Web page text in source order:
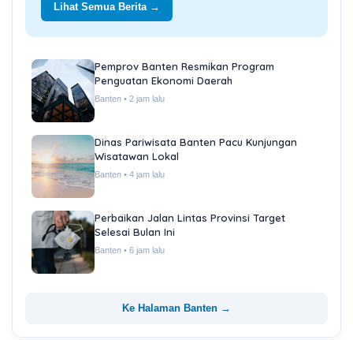
Lihat Semua Berita →
Pemprov Banten Resmikan Program
Penguatan Ekonomi Daerah
Banten • 2 jam lalu
Dinas Pariwisata Banten Pacu Kunjungan
Wisatawan Lokal
Banten • 4 jam lalu
Perbaikan Jalan Lintas Provinsi Target
Selesai Bulan Ini
Banten • 6 jam lalu
Ke Halaman Banten →